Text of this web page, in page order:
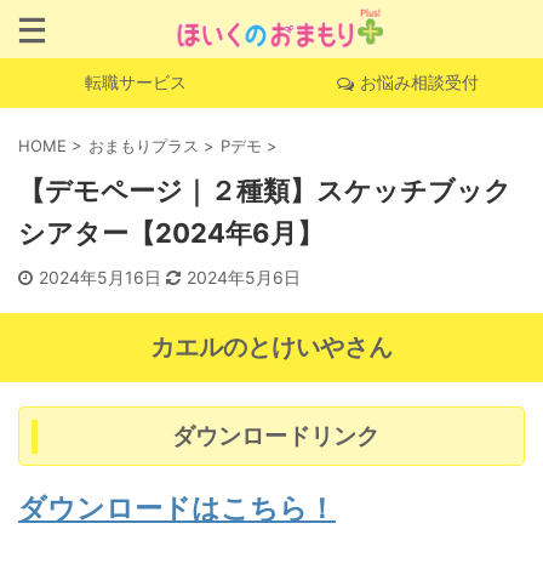
転職サービス お悩み相談受付
HOME > おまもりプラス > Pデモ >
【デモページ｜２種類】スケッチブック
シアター【2024年6月】
2024年5月16日 2024年5月6日
カエルのとけいやさん
ダウンロードリンク
ダウンロードはこちら！